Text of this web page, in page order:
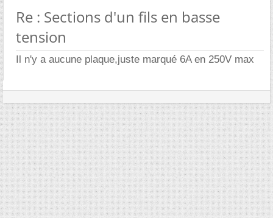
Re : Sections d'un fils en basse
tension
Il n'y a aucune plaque,juste marqué 6A en 250V max